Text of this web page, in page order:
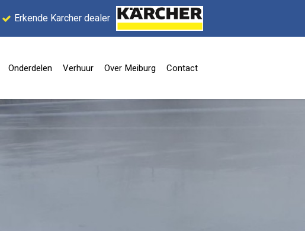
Erkende Karcher dealer
Onderdelen Verhuur Over Meiburg Contact